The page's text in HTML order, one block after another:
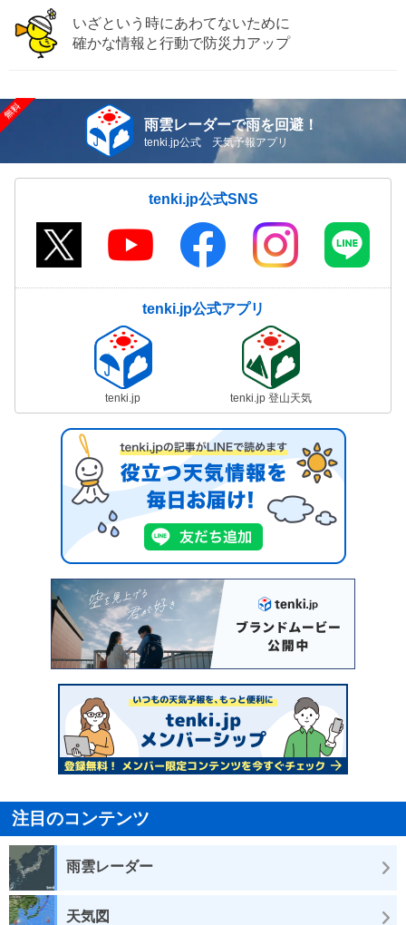
いざという時にあわてないために
確かな情報と行動で防災力アップ
雨雲レーダーで雨を回避！
tenki.jp公式 天気予報アプリ
tenki.jp公式SNS
tenki.jp公式アプリ
tenki.jp tenki.jp 登山天気
注目のコンテンツ
雨雲レーダー
天気図